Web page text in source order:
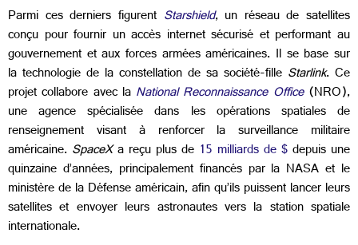
Parmi ces derniers figurent Starshield, un réseau de satellites
conçu pour fournir un accès internet sécurisé et performant au
gouvernement et aux forces armées américaines. Il se base sur
la technologie de la constellation de sa société-fille Starlink. Ce
projet collabore avec la National Reconnaissance Office(NRO),
une agence spécialisée dans les opérations spatiales de
renseignement visant à renforcer la surveillance militaire
américaine. SpaceXa reçu plus de 15 milliards de $depuis une
quinzaine d’années, principalement financés par la NASA et le
ministère de la Défense américain, afin qu’ils puissent lancer leurs
satellites et envoyer leurs astronautes vers la station spatiale
internationale.